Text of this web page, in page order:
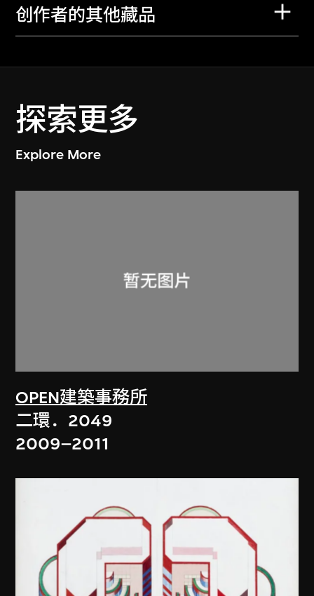
创作者的其他藏品
探索更多
Explore More
OPEN建築事務所
二環．2049
2009–2011